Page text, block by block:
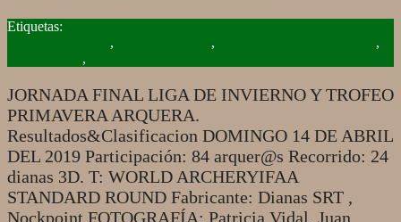
2019-
, ,
,
,
JORNADA FINAL LIGA DE INVIERNO Y TROFEO
PRIMAVERA ARQUERA.
Resultados&Clasificacion DOMINGO 14 DE ABRIL
DEL 2019 Participación: 84 arquer@s Recorrido: 24
dianas 3D. T: WORLD ARCHERYIFAA
STANDARD ROUND Fabricante: Dianas SRT ,
Nockpoint FOTOGRAFÍA: Patricia Vidal, Juan